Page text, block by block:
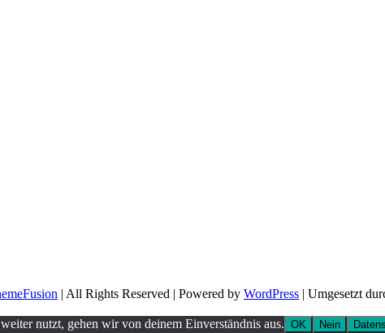
| All Rights Reserved | Powered by WordPress | Umgesetzt
nutzt, gehen wir von deinem Einverständnis aus. OK Nein